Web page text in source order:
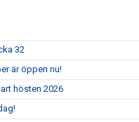
32
är öppen nu!
hösten 2026